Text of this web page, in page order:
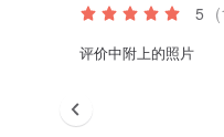
5
评价中附上的照片